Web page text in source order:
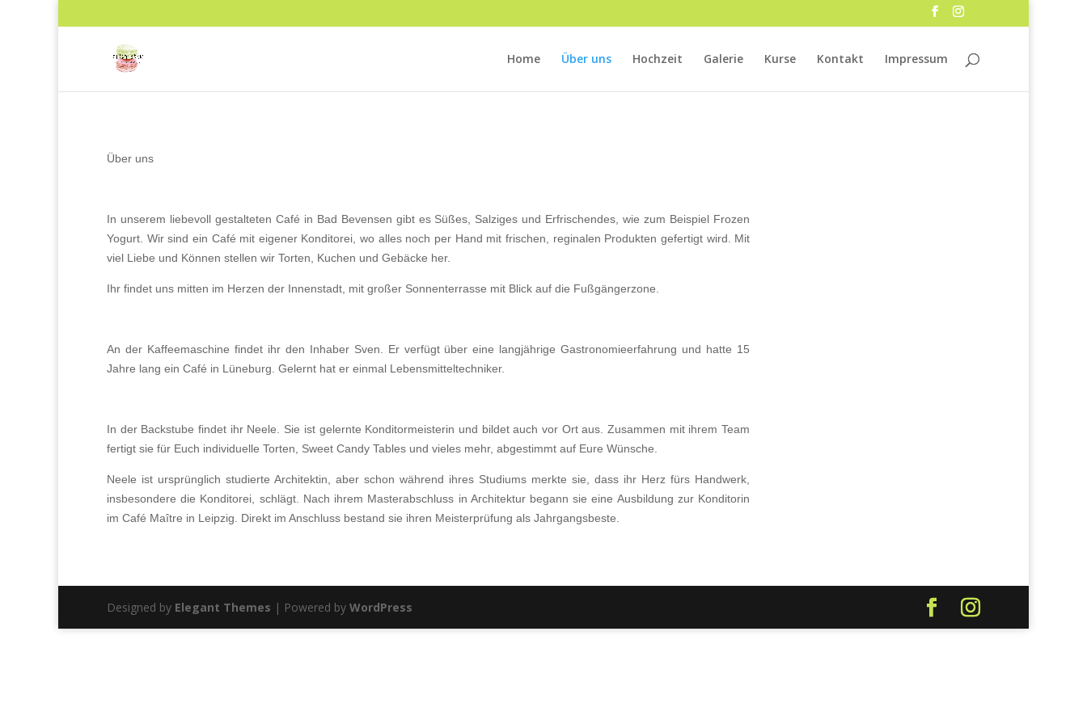
Home Über uns Hochzeit Galerie Kurse Kontakt Impressum
Über uns
In unserem liebevoll gestalteten Café in Bad Bevensen gibt es Süßes, Salziges und Erfrischendes, wie zum Beispiel Frozen
Yogurt. Wir sind ein Café mit eigener Konditorei, wo alles noch per Hand mit frischen, reginalen Produkten gefertigt wird. Mit
viel Liebe und Können stellen wir Torten, Kuchen und Gebäcke her.
Ihr findet uns mitten im Herzen der Innenstadt, mit großer Sonnenterrasse mit Blick auf die Fußgängerzone.
An der Kaffeemaschine findet ihr den Inhaber Sven. Er verfügt über eine langjährige Gastronomieerfahrung und hatte 15
Jahre lang ein Café in Lüneburg. Gelernt hat er einmal Lebensmitteltechniker.
In der Backstube findet ihr Neele. Sie ist gelernte Konditormeisterin und bildet auch vor Ort aus. Zusammen mit ihrem Team
fertigt sie für Euch individuelle Torten, Sweet Candy Tables und vieles mehr, abgestimmt auf Eure Wünsche.
Neele ist ursprünglich studierte Architektin, aber schon während ihres Studiums merkte sie, dass ihr Herz fürs Handwerk,
insbesondere die Konditorei, schlägt. Nach ihrem Masterabschluss in Architektur begann sie eine Ausbildung zur Konditorin
im Café Maître in Leipzig. Direkt im Anschluss bestand sie ihren Meisterprüfung als Jahrgangsbeste.
Designed by Elegant Themes | Powered by WordPress